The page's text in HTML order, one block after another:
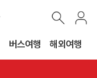
버스여행 해외여행